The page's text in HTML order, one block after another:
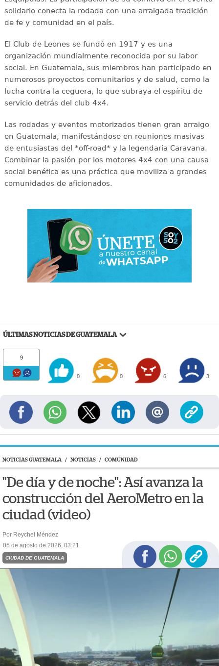
solidario conecta la rodada con una arraigada tradición
de fe y comunidad en el país.
El Club de Leones se fundó en 1917 y es una
organización mundialmente reconocida por su labor
social. En Guatemala, sus miembros han participado en
numerosos proyectos comunitarios y de salud, como la
lucha contra la ceguera, lo que subraya el espíritu de
servicio detrás del club 4x4.
Las rodadas y eventos motorizados tienen gran arraigo
en Guatemala, manifestándose en reuniones masivas
de entusiastas del *off-road* y la legendaria Caravana.
Combinar la pasión por los motores 4x4 con una causa
social benéfica es una práctica que moviliza a grandes
comunidades de aficionados.
ÚLTIMAS NOTICIAS DE GUATEMALA
9
0 0 6 3
NOTICIAS GUATEMALA / NOTICIAS / COMUNIDAD
"De día y de noche": Así avanza la
construcción del AeroMetro en la
ciudad (video)
Por Reychel Méndez
05 de agosto de 2026, 03:21
CIUDAD DE GUATEMALA